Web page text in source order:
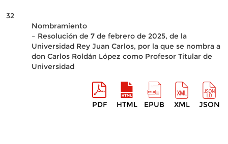
32
Nombramiento
– Resolución de 7 de febrero de 2025, de la
Universidad Rey Juan Carlos, por la que se nombra a
don Carlos Roldán López como Profesor Titular de
Universidad
PDF HTML EPUB XML JSON